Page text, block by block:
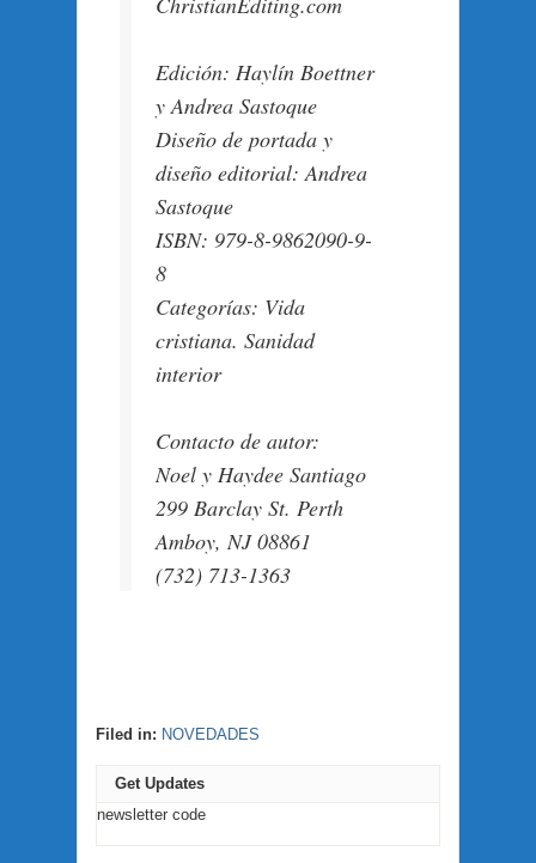
Edición: Haylín Boettner
y Andrea Sastoque
Diseño de portada y
diseño editorial: Andrea
Sastoque
ISBN: 979-8-9862090-9-
8
Categorías: Vida
cristiana. Sanidad
interior
Contacto de autor:
Noel y Haydee Santiago
299 Barclay St. Perth
Amboy, NJ 08861
(732) 713-1363
Filed in: NOVEDADES
Get Updates
newsletter code